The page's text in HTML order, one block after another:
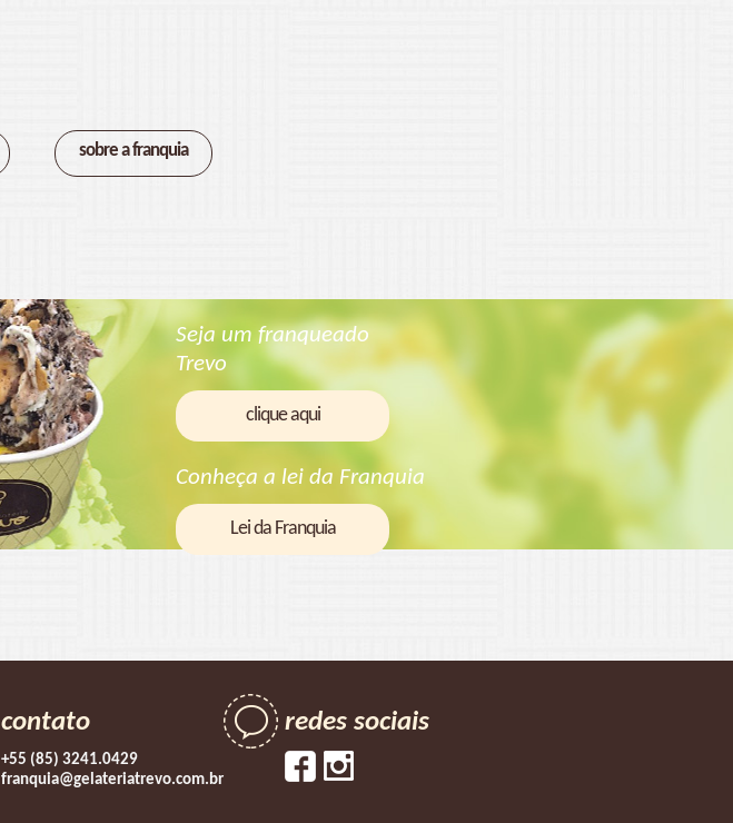
sobre a franquia
Seja um franqueado
Trevo
clique aqui
Conheça a lei da Franquia
Lei da Franquia
contato
+55 (85) 3241.0429
franquia@gelateriatrevo.com.br
redes sociais